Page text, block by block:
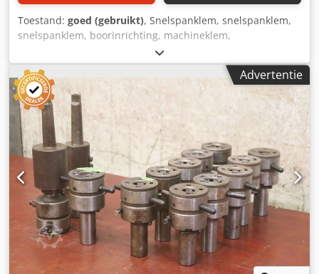
Toestand: goed (gebruikt), Snelspanklem, snelspanklem,
snelspanklem, boorinrichting, machineklem,
boormachineklem, spanhuls, spantang Dedpfx Aev Uw
Amoayeck - Draadsnijkop: zelfopenende draadsnijkop -
Type: CH7-44 -Afbeelding: M48 - Spantang: Ø 25 mm -
Afmetingen: 330/210/H135 mm -Gewicht: 17,4 kg
Advertentie